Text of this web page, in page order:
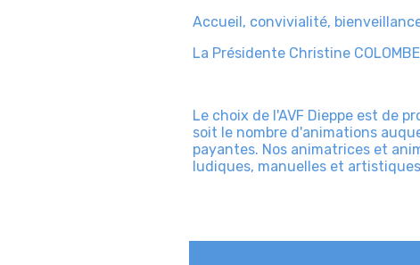
Accueil, convivialité,
La Présidente Christine
Le choix de l'AVF Dieppe est de
soit le nombre d'animations
payantes. Nos animatrices et
ludiques, manuelles et